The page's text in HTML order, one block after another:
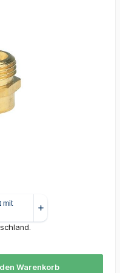
Warenkorb